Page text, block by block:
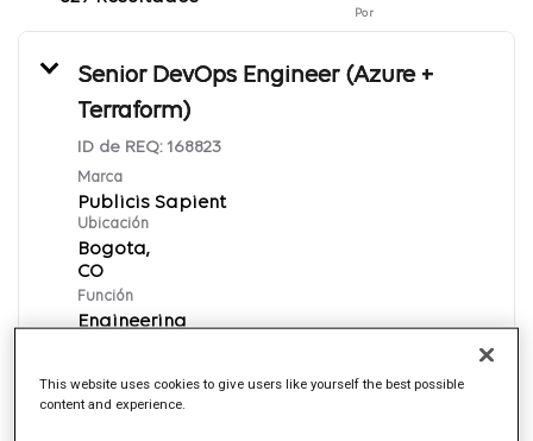
Por
Senior DevOps Engineer (Azure +
Terraform)
ID de REQ: 168823
Marca
Publicis Sapient
Ubicación
Bogota,
Función
Engineering
This website uses cookies to give users like yourself the best possible
content and experience.